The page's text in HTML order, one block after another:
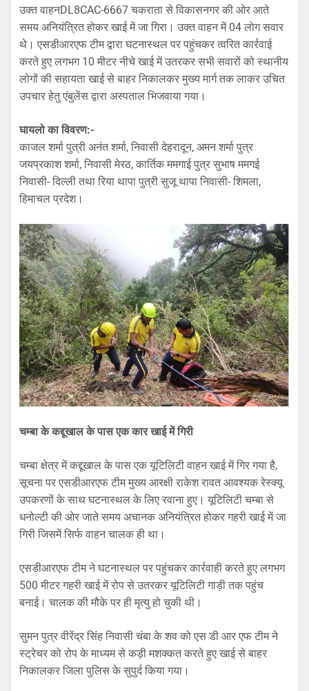
उक्त वाहनDL8CAC-6667 चकराता से विकासनगर की ओर आते
समय अनियंत्रित होकर खाई में जा गिरा। उक्त वाहन में 04 लोग सवार
थे। एसडीआरएफ टीम द्वारा घटनास्थल पर पहुंचकर त्वरित कार्रवाई
करते हुए लगभग 10 मीटर नीचे खाई में उतरकर सभी सवारों को स्थानीय
लोगों की सहायता खाई से बाहर निकालकर मुख्य मार्ग तक लाकर उचित
उपचार हेतु एंबुलेंस द्वारा अस्पताल भिजवाया गया।
घायलो का विवरण:-
काजल शर्मा पुत्री अनंत शर्मा, निवासी देहरादून, अमन शर्मा पुत्र
जयप्रकाश शर्मा, निवासी मेरठ, कार्तिक ममगाई पुत्र सुभाष ममगई
निवासी- दिल्ली तथा रिया थापा पुत्री सुजू थापा निवासी- शिमला,
हिमाचल प्रदेश।
चम्बा के कद्दूखाल के पास एक कार खाई में गिरी
चम्बा क्षेत्र में कद्दूखाल के पास एक यूटिलिटी वाहन खाई में गिर गया है,
सूचना पर एसडीआरएफ टीम मुख्य आरक्षी राकेश रावत आवश्यक रेस्क्यू
उपकरणों के साथ घटनास्थल के लिए रवाना हुए। यूटिलिटी चम्बा से
धनोल्टी की ओर जाते समय अचानक अनियंत्रित होकर गहरी खाई में जा
गिरी जिसमें सिर्फ वाहन चालक ही था।
एसडीआरएफ टीम ने घटनास्थल पर पहुंचकर कार्रवाही करते हुए लगभग
500 मीटर गहरी खाई में रोप से उतरकर यूटिलिटी गाड़ी तक पहुंच
बनाई। चालक की मौके पर ही मृत्यु हो चुकी थी।
सुमन पुत्र वीरेंद्र सिंह निवासी चंबा के शव को एस डी आर एफ टीम ने
स्ट्रेचर को रोप के माध्यम से कड़ी मशक्कत करते हुए खाई से बाहर
निकालकर जिला पुलिस के सुपुर्द किया गया।